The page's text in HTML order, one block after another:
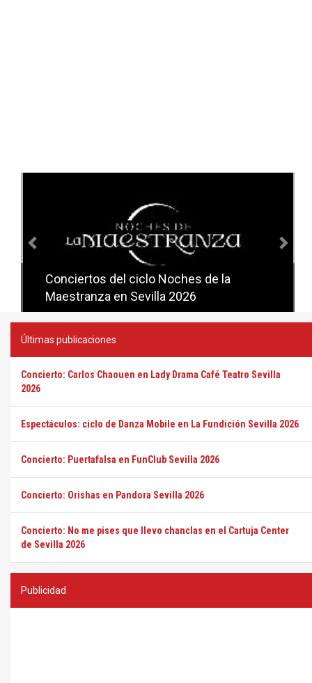
Conciertos del ciclo Noches de la
Maestranza en Sevilla 2026
Conciertos del ciclo Candlelight en
Sevilla
Últimas publicaciones
Concierto: Carlos Chaouen en Lady Drama Café Teatro Sevilla
2026
Espectáculos: ciclo de Danza Mobile en La Fundición Sevilla 2026
Concierto: Puertafalsa en FunClub Sevilla 2026
Concierto: Orishas en Pandora Sevilla 2026
Concierto: No me pises que llevo chanclas en el Cartuja Center
de Sevilla 2026
Publicidad